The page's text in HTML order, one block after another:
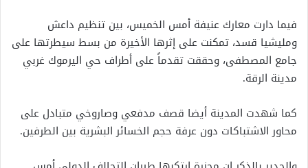
فيما دارت معارك عنيفة أمس الخميس، بين تنظيم داعش
ومليشيا قسد، تمكنت على إثرها الأخيرة من بسط سيطرتها على
جامع المصطفى، وحققت تقدماً على أطراف حي اليرموك غربي
مدينة الرقة.
كما شهدت المدينة أيضا قصف مدفعي وصاروخي متبادل على
محاور الاشتباكات دون عرفة حجم الخسائر البشرية بين الطرفين.